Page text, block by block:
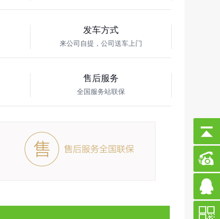
公司新闻
发车方式
来公司自提，公司送车上门
售后服务
全国服务站联保